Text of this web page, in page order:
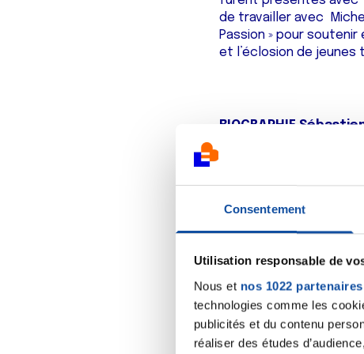
Consentement
Utilisation responsable de
Nous et nos 1022 partenaires
technologies comme les
publicités et du contenu
réaliser des études
de travailler avec
Passion » pour
et l’éclosion de jeunes
BIOGRAPHIE
A 32 ans, ce
Aujourd’hui, fort de
humour sympathique.
évènements,
petites salles, ce qu’il
affiner son écriture.
faire participer